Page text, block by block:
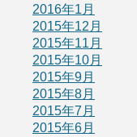
2016年1月
2015年12月
2015年11月
2015年10月
2015年9月
2015年8月
2015年7月
2015年6月